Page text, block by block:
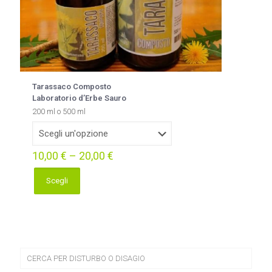
Tarassaco Composto
Laboratorio d’Erbe Sauro
200 ml o 500 ml
10,00 € – 20,00 €
Scegli
Questo
prodotto
opzioni
CERCA PER DISTURBO O DISAGIO